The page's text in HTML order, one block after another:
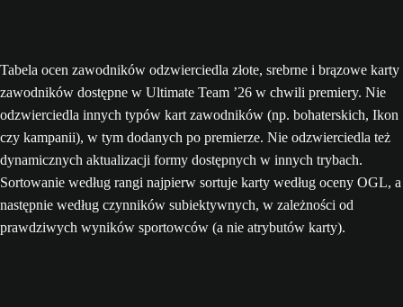
Tabela ocen zawodników odzwierciedla złote, srebrne i brązowe karty
zawodników dostępne w Ultimate Team ’26 w chwili premiery. Nie
odzwierciedla innych typów kart zawodników (np. bohaterskich, Ikon
czy kampanii), w tym dodanych po premierze. Nie odzwierciedla też
dynamicznych aktualizacji formy dostępnych w innych trybach.
Sortowanie według rangi najpierw sortuje karty według oceny OGL, a
następnie według czynników subiektywnych, w zależności od
prawdziwych wyników sportowców (a nie atrybutów karty).